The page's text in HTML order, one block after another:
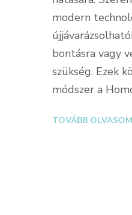
modern
bontásra vagy
szükség. Ezek
módszer a
TOVÁBB OLVASOM